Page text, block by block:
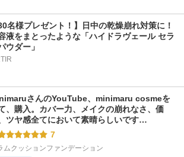
30名様プレゼント！】日中の乾燥崩れ対策に！
液をまとったような「ハイドラヴェール セラ
ウダー」
さんのYouTube、minimaru cosmeを
、購入。カバー力、メイクの崩れなさ、価
ツヤ感全てにおいて素晴らしいです…
7
ムクッションファンデーション